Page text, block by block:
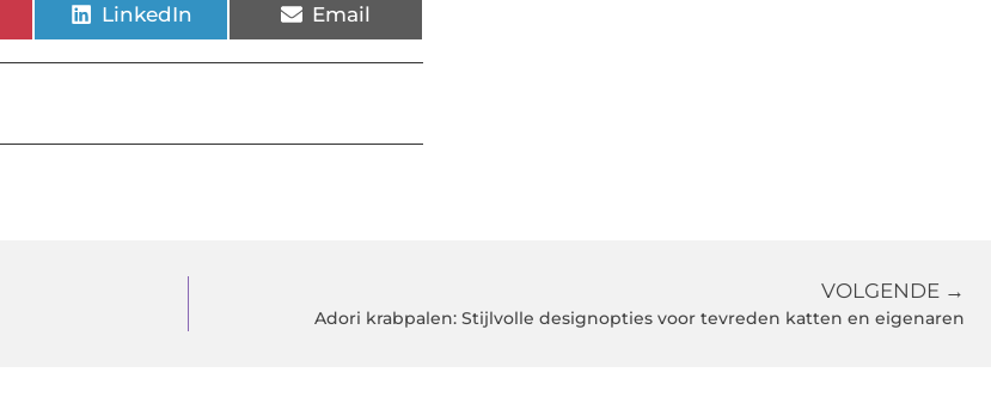
LinkedIn Email
VOLGENDE →
Adori krabpalen: Stijlvolle designopties voor tevreden katten en eigenaren